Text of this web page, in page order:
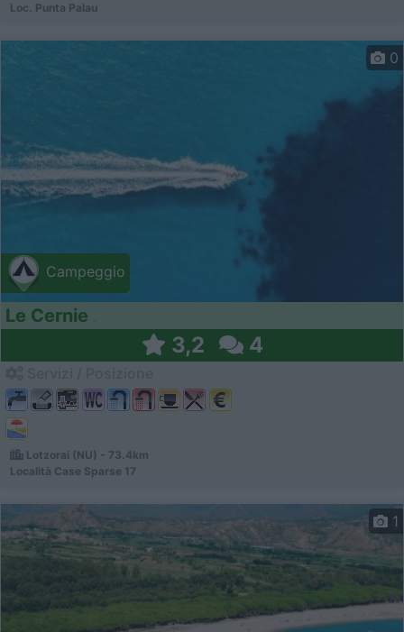
Loc. Punta Palau
Campeggio
0
Le Cernie
3,2 4
Lotzorai (NU) - 73.4km
Località Case Sparse 17
1